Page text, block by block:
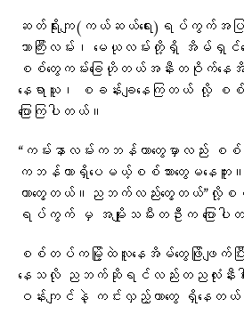
ဆတ်ရိုးကျ(ကယ်ဆယ်ရေး)ရပ်ကွက်အပ
ဘာကြီးလမ်း၊ မေယုလမ်းတို့ရှိ အိမ်ရှ
စစ်တွေကမ်းခြေဟိုတယ်အနီးတဝိုက်နေ
နေရာယူ၊ စခန်းချနေကြတယ် လို့ စ
ပြောကြပါတယ်။
“ကမ်းနာလမ်းကဘန်ကာတွေမှာလည်း စ
ကဘန်ကာရှိပေမယ့်စစ်သားတွေမနေဘူး။
တာတွေ့တယ်။ညဘက်လည်းတွေ့တယ်”လို့စစ်တွ
ရပ်ကွက် မှ အမျိုးသမီးတဦးက ပြောပ
စစ်တပ်ကမြို့ထဲလူနေအိမ်တွေဖြိုဖျက်ပြီ
နေသလို ညဘက်ဆိုရင်လည်းတညလုံးနီးပါး
ဝန်းကျင်နဲ့ ကင်းလှည့်တာတွေ ရှိနေတ